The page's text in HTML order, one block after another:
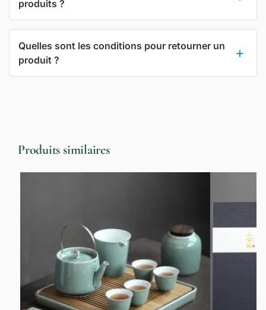
produits ?
Quelles sont les conditions pour retourner un
produit ?
Produits similaires